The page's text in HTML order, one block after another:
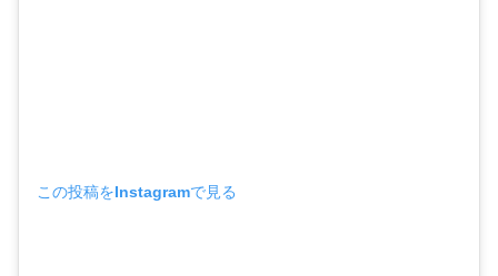
この投稿をInstagramで見る